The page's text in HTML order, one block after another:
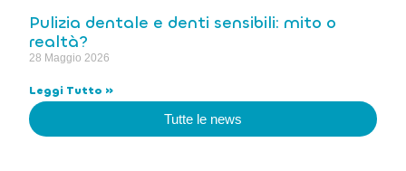
Pulizia dentale e denti sensibili: mito o
realtà?
28 Maggio 2026
Leggi Tutto »
Tutte le news